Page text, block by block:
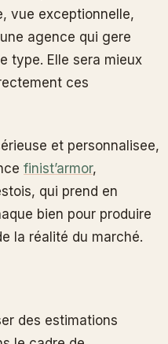
vue exceptionnelle,
agence qui gere
type. Elle sera mieux
ces
et personnalisee,
finist’armor,
qui prend en
bien pour produire
la réalité du marché.
des estimations